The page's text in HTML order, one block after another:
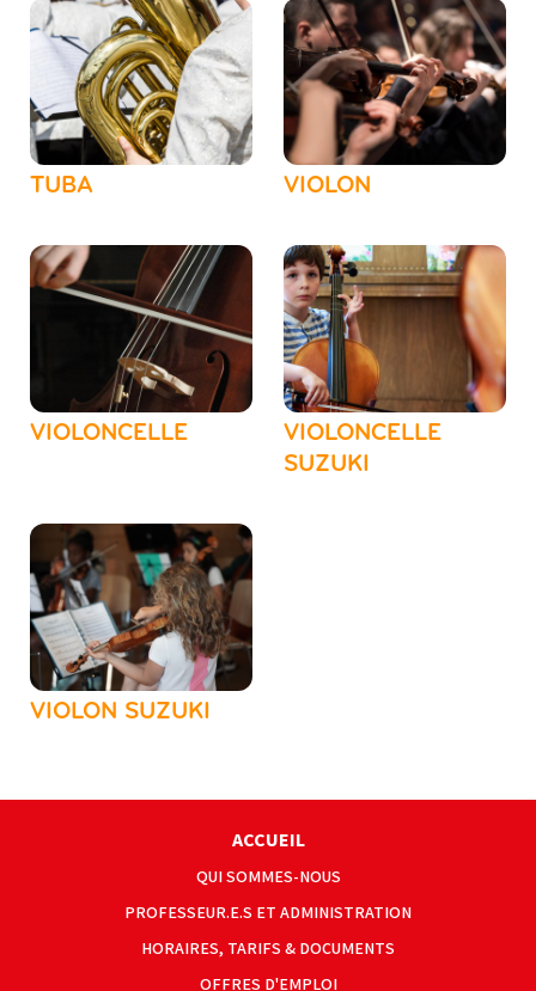
TUBA VIOLON
VIOLONCELLE
VIOLONCELLE
SUZUKI
VIOLON SUZUKI
ACCUEIL
QUI SOMMES-NOUS
PROFESSEUR.E.S ET ADMINISTRATION
HORAIRES, TARIFS & DOCUMENTS
OFFRES D'EMPLOI